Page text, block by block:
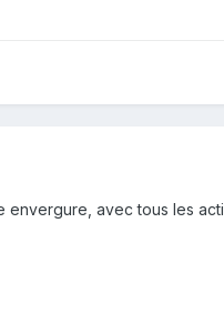
avec tous les